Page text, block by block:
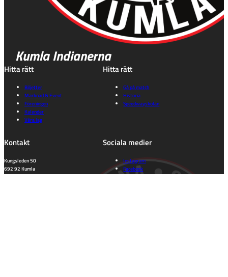
Kumla Indianerna
Hitta rätt
Biljetter
Marknad & Event
Föreningen
Kalender
Våra lag
Hitta rätt
Gå på match
Historia
Speedwayskolan
Kontakt
Kungsleden 50
692 92 Kumla
Orebro Län
Sociala medier
Instagram
Facebook
Tiktok